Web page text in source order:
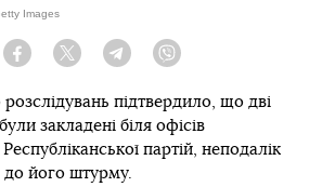
Images
Facebook Twitter Telegram
підтвердило, що дві
були закладені біля офісів
партій, неподалік
до його штурму.